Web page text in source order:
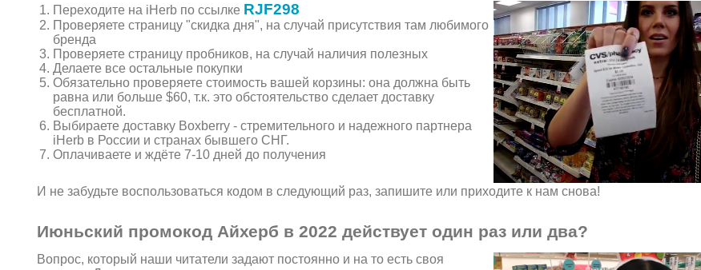
Переходите на iHerb по ссылке RJF298
Проверяете страницу "скидка дня", на случай присутствия там любимого
бренда
Проверяете страницу пробников, на случай наличия полезных
Делаете все остальные покупки
Обязательно проверяете стоимость вашей корзины: она должна быть
равна или больше $60, т.к. это обстоятельство сделает доставку
бесплатной.
Выбираете доставку Boxberry - стремительного и надежного партнера
iHerb в России и странах бывшего СНГ.
Оплачиваете и ждёте 7-10 дней до получения
И не забудьте воспользоваться кодом в следующий раз, запишите или приходите к нам снова!
Июньский промокод Айхерб в 2022 действует один раз или два?
Вопрос, который наши читатели задают постоянно и на то есть своя